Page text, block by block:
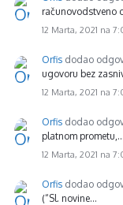
računovodstveno
12 Marta, 2021 na
Orfis dodao
ugovoru bez
12 Marta, 2021 na
Orfis dodao
platnom prometu,…
12 Marta, 2021 na
Orfis dodao
(“Sl. novine…